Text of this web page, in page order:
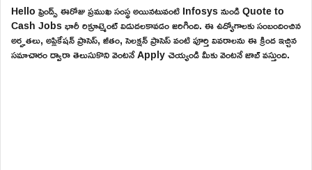
Hello ఫ్రెండ్స్ ఈరోజు ప్రముఖ సంస్థ అయినటువంటి Infosys నుండి Quote to
Cash Jobs భారీ రిక్రూట్మెంట్ విడుదలకావడం జరిగింది. ఈ ఉద్యోగాలకు సంబందించిన
అర్హతలు, అప్లికేషన్ ప్రాసెస్, జీతం, సెలక్షన్ ప్రాసెస్ వంటి పూర్తి వివరాలను ఈ క్రింద ఇచ్చిన
సమాచారం ద్వారా తెలుసుకొని వెంటనే Apply చెయ్యండి మీకు వెంటనే జాబ్ వస్తుంది.